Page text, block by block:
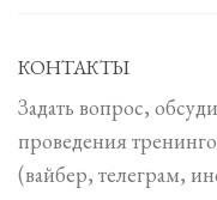
КОНТАКТЫ
Задать вопрос,
проведения
(вайбер, телеграм,